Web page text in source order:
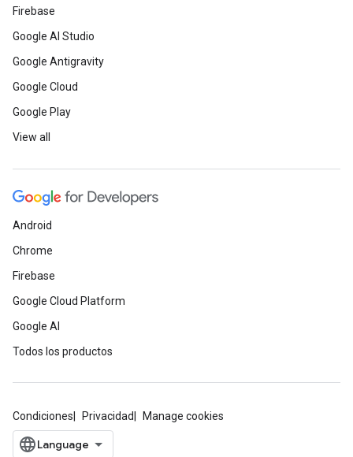
Firebase
Google AI Studio
Google Antigravity
Google Cloud
Google Play
View all
Android
Chrome
Firebase
Google Cloud Platform
Google AI
Todos los productos
Condiciones Privacidad Manage cookies